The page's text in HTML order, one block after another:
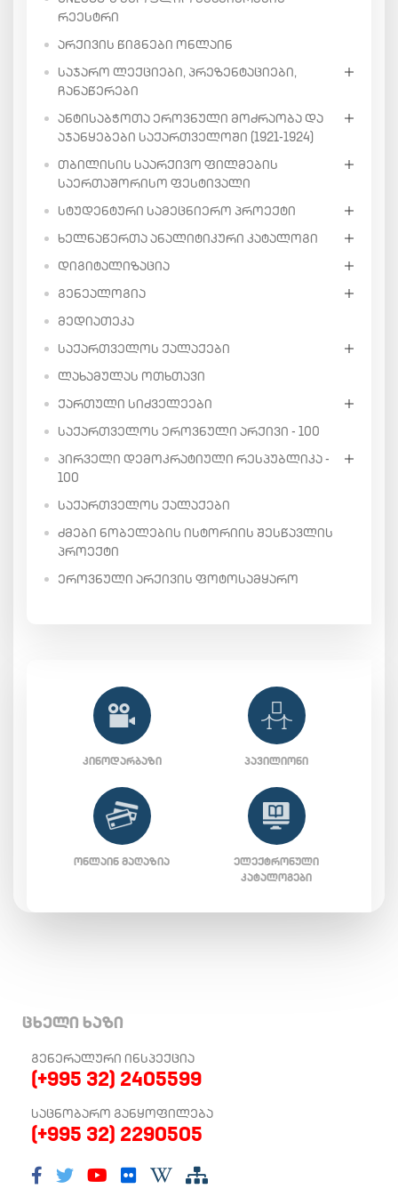
ᲠᲔᲔᲡᲢᲠᲘ
ᲐᲠᲥᲘᲕᲘᲡ ᲬᲘᲒᲜᲔᲑᲘ ᲝᲜᲚᲐᲘᲜ
ᲡᲐᲯᲐᲠᲝ ᲚᲔᲥᲪᲘᲔᲑᲘ, ᲞᲠᲔᲖᲔᲜᲢᲐᲪᲘᲔᲑᲘ,
ᲩᲐᲜᲐᲬᲔᲠᲔᲑᲘ
ᲐᲜᲢᲘᲡᲐᲑᲭᲝᲗᲐ ᲔᲠᲝᲕᲜᲣᲚᲘ ᲛᲝᲫᲠᲐᲝᲑᲐ ᲓᲐ
ᲐᲯᲐᲜᲧᲔᲑᲔᲑᲘ ᲡᲐᲥᲐᲠᲗᲕᲔᲚᲝᲨᲘ (1921-1924)
ᲗᲑᲘᲚᲘᲡᲘᲡ ᲡᲐᲐᲠᲥᲘᲕᲝ ᲤᲘᲚᲛᲔᲑᲘᲡ
ᲡᲐᲔᲠᲗᲐᲨᲝᲠᲘᲡᲝ ᲤᲔᲡᲢᲘᲕᲐᲚᲘ
ᲡᲢᲣᲓᲔᲜᲢᲣᲠᲘ ᲡᲐᲛᲔᲪᲜᲘᲔᲠᲝ ᲞᲠᲝᲔᲥᲢᲘ
ᲮᲔᲚᲜᲐᲬᲔᲠᲗᲐ ᲐᲜᲐᲚᲘᲢᲘᲙᲣᲠᲘ ᲙᲐᲢᲐᲚᲝᲒᲘ
ᲓᲘᲒᲘᲢᲐᲚᲘᲖᲐᲪᲘᲐ
ᲒᲔᲜᲔᲐᲚᲝᲒᲘᲐ
ᲛᲔᲓᲘᲐᲗᲔᲙᲐ
ᲡᲐᲥᲐᲠᲗᲕᲔᲚᲝᲡ ᲥᲐᲚᲐᲥᲔᲑᲘ
ᲚᲐᲮᲐᲛᲣᲚᲐᲡ ᲝᲗᲮᲗᲐᲕᲘ
ᲥᲐᲠᲗᲣᲚᲘ ᲡᲘᲫᲕᲔᲚᲔᲔᲑᲘ
ᲡᲐᲥᲐᲠᲗᲕᲔᲚᲝᲡ ᲔᲠᲝᲕᲜᲣᲚᲘ ᲐᲠᲥᲘᲕᲘ - 100
ᲞᲘᲠᲕᲔᲚᲘ ᲓᲔᲛᲝᲙᲠᲐᲢᲘᲣᲚᲘ ᲠᲔᲡᲞᲣᲑᲚᲘᲙᲐ -
100
ᲡᲐᲥᲐᲠᲗᲕᲔᲚᲝᲡ ᲥᲐᲚᲐᲥᲔᲑᲘ
ᲫᲛᲔᲑᲘ ᲜᲝᲑᲔᲚᲔᲑᲘᲡ ᲘᲡᲢᲝᲠᲘᲘᲡ ᲨᲔᲡᲬᲐᲕᲚᲘᲡ
ᲞᲠᲝᲔᲥᲢᲘ
ᲔᲠᲝᲕᲜᲣᲚᲘ ᲐᲠᲥᲘᲕᲘᲡ ᲤᲝᲢᲝᲡᲐᲛᲧᲐᲠᲝ
ᲙᲘᲜᲝᲓᲐᲠᲑᲐᲖᲘ ᲞᲐᲕᲘᲚᲘᲝᲜᲘ
ᲝᲜᲚᲐᲘᲜ ᲛᲐᲦᲐᲖᲘᲐ
ᲔᲚᲔᲥᲢᲠᲝᲜᲣᲚᲘ
ᲙᲐᲢᲐᲚᲝᲒᲔᲑᲘ
ცხელი ხაზი
ᲒᲔᲜᲔᲠᲐᲚᲣᲠᲘ ᲘᲜᲡᲞᲔᲥᲪᲘᲐ
(+995 32) 2405599
ᲡᲐᲪᲜᲝᲑᲐᲠᲝ ᲒᲐᲜᲧᲝᲤᲘᲚᲔᲑᲐ
(+995 32) 2290505